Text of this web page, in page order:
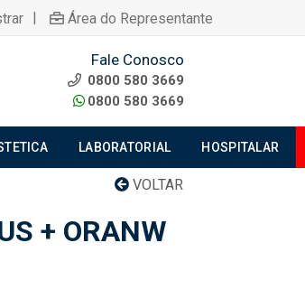
| Área do Representante
Fale Conosco
0800 580 3669
0800 580 3669
LABORATORIAL HOSPITALAR
VOLTAR
+ ORANW